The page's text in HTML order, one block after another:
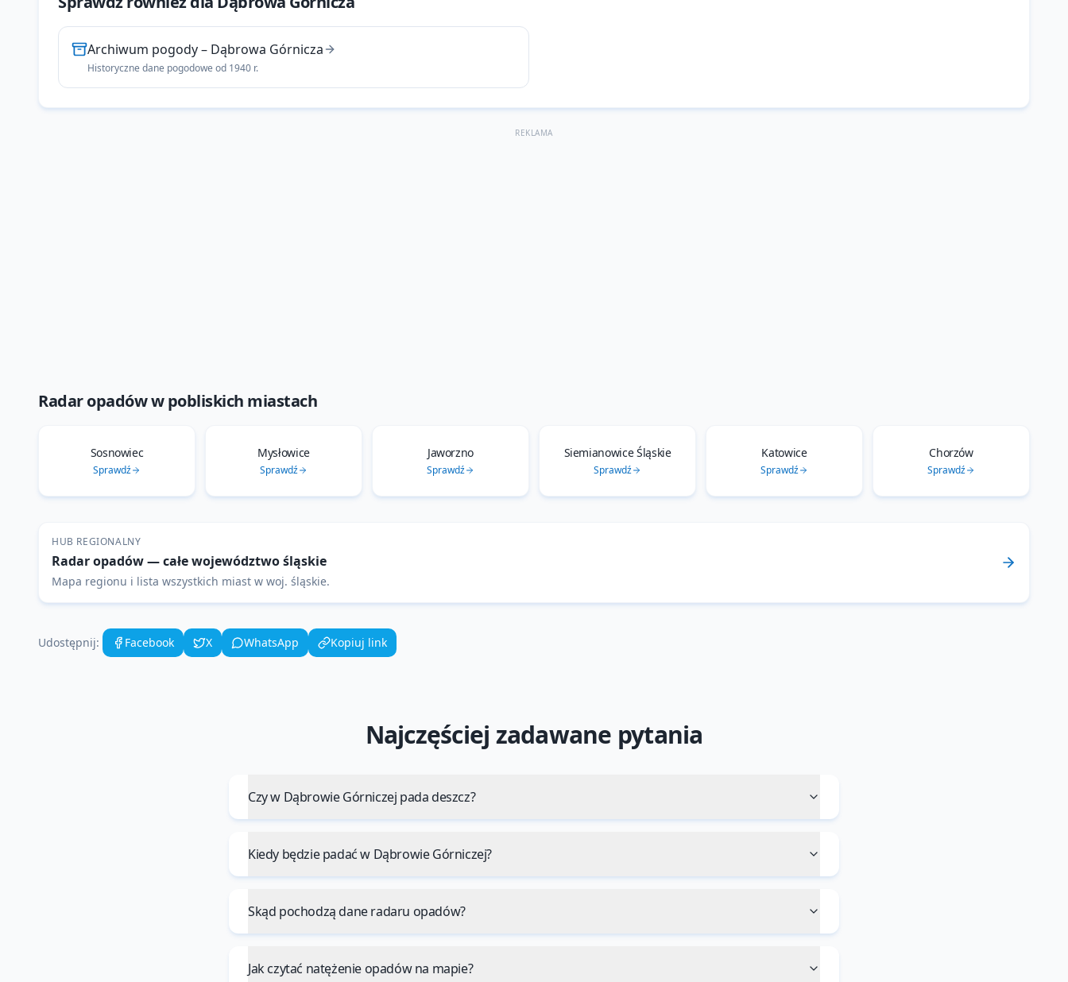
Archiwum pogody– Dąbrowa Górnicza
Historyczne dane pogodowe od 1940 r.
REKLAMA
Radar opadóww pobliskich miastach
Sosnowiec
Sprawdź
Mysłowice
Sprawdź
Jaworzno
Sprawdź
Siemianowice Śląskie
Sprawdź
Katowice
Sprawdź
Chorzów
Sprawdź
HUB REGIONALNY
Radar opadów— całe województwośląskie
Mapa regionu i lista wszystkich miast w woj. śląskie.
Udostępnij: Facebook X WhatsApp Kopiuj link
Najczęściej zadawane pytania
Czy w Dąbrowie Górniczej pada deszcz?
Kiedy będzie padać w Dąbrowie Górniczej?
Skąd pochodzą dane radaru opadów?
Jak czytać natężenie opadów na mapie?